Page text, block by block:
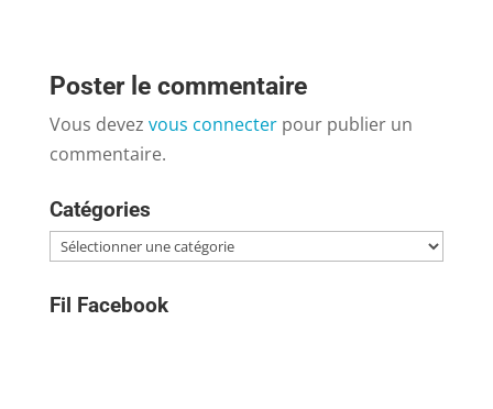
Poster le commentaire
Vous devez vous connecterpour publier un
commentaire.
Catégories
Catégories
Fil Facebook